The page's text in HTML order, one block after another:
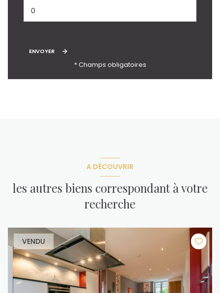
ENVOYER
* Champs obligatoires
A DÉCOUVRIR
les autres biens correspondant à votre
recherche
VENDU